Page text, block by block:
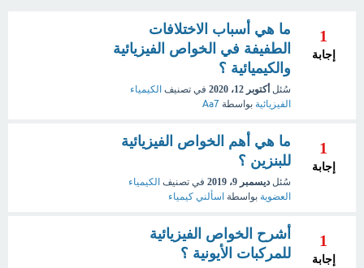
1
إجابة
ما هي أسباب الاختلافات
الطفيفة في الخواص الفيزيائية
والكيميائية ؟
سُئل أكتوبر 12، 2020 في تصنيف الكيمياء
الفيزيائية بواسطة Aa7
1
إجابة
ما هي أهم الخواص الفيزيائية
للبنزين ؟
سُئل ديسمبر 9، 2019 في تصنيف الكيمياء
العضوية بواسطة اسألني كيمياء
1
إجابة
أشرح الخواص الفيزيائية
للمركبات الأيونية ؟